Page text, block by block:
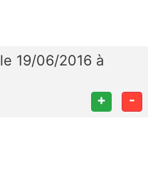
le 19/06/2016 à
+ -